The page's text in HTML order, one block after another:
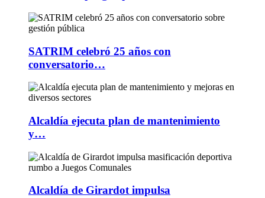
SATRIM celebró 25 años con
conversatorio…
Alcaldía ejecuta plan de mantenimiento
y…
Alcaldía de Girardot impulsa